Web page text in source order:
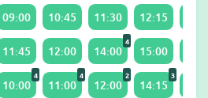
09:00 10:45 11:30 12:15
11:45 12:00 14:00
4
15:00
10:00
4
11:00
4
12:00
2
14:15
3